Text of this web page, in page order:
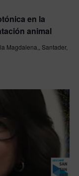
en la
animal
Magdalena,, Santader,